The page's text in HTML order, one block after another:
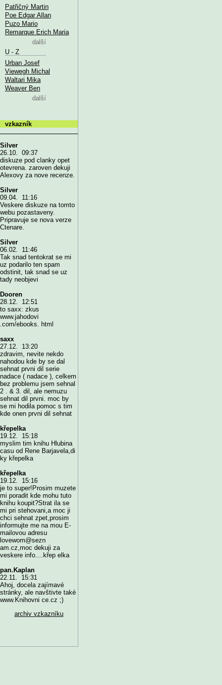
Patřičný Martin
Poe Edgar Allan
Puzo Mario
Remarque Erich Maria
další
U - Z
Urban Josef
Viewegh Michal
Waltari Mika
Weaver Ben
další
vzkazník
Silver
26.10. 09:37
diskuze pod clanky opet
otevrena. zaroven dekuji
Alexovy za nove recenze.
Silver
09.04. 11:16
Veskere diskuze na tomto
webu pozastaveny.
Pripravuje se nova verze
Ctenare.
Silver
06.02. 11:46
Tak snad tentokrat se mi
uz podarilo ten spam
odstinit, tak snad se uz
tady neobjevi
Dooren
28.12. 12:51
to saxx: zkus
www.jahodovi
.com/ebooks. html
saxx
27.12. 13:20
zdravim, nevite nekdo
nahodou kde by se dal
sehnat prvni dil serie
nadace ( nadace ), celkem
bez problemu jsem sehnal
2 . & 3. dil, ale nemuzu
sehnat dil prvni. moc by
se mi hodila pomoc s tim
kde onen prvni dil sehnat
křepelka
19.12. 15:18
myslim tim knihu Hlubina
casu od Rene Barjavela,di
ky křepelka
křepelka
19.12. 15:16
je to super!Prosim muzete
mi poradit kde mohu tuto
knihu koupit?Strat ila se
mi pri stehovani,a moc ji
chci sehnat zpet,prosim
informujte me na mou E-
mailovou adresu
lovewom@sezn
am.cz,moc dekuji za
veskere info....křep elka
pan.Kaplan
22.11. 15:31
Ahoj, docela zajímavé
stránky, ale navštivte také
www.Knihovni ce.cz ;)
archiv vzkazníku